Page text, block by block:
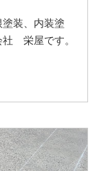
装、内装塗
社 栄屋です。